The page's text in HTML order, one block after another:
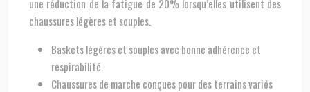
une réduction de la fatigue de 20% lorsqu’elles utilisent des
chaussures légères et souples.
Baskets légères et souples avec bonne adhérence et
respirabilité.
Chaussures de marche conçues pour des terrains variés